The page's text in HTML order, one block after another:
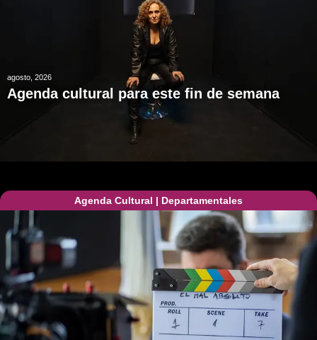
agosto, 2026
Agenda cultural para este fin de semana
Agenda Cultural | Departamentales